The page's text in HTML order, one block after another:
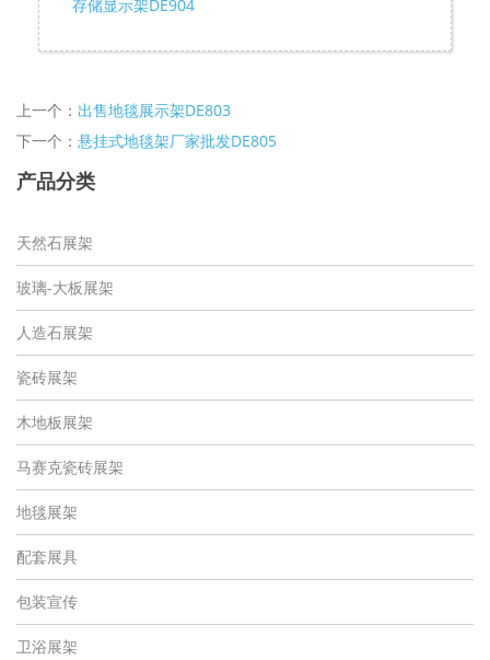
存储显示架DE904
上一个： 出售地毯展示架DE803
下一个： 悬挂式地毯架厂家批发DE805
产品分类
天然石展架
玻璃-大板展架
人造石展架
瓷砖展架
木地板展架
马赛克瓷砖展架
地毯展架
配套展具
包装宣传
卫浴展架